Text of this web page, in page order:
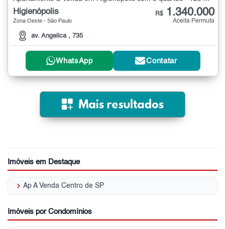
Higienópolis
Zona Oeste - São Paulo
av. Angelica , 735
R$ 1.340.000
Aceita Permuta
WhatsApp Contatar
Imóveis em Destaque
keyboard_arrow_right Ap A Venda Centro de SP
Imóveis por Condomínios